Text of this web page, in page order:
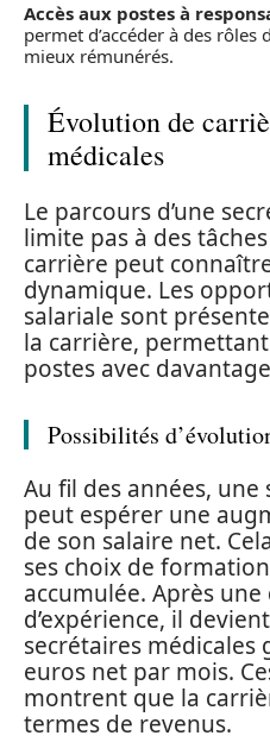
Accès aux postes à
permet d’accéder à des
mieux rémunérés.
Évolution de
médicales
Le parcours d’une
limite pas à des
carrière peut
dynamique. Les
salariale sont
la carrière, permettant
postes avec
Possibilités
Au fil des années,
peut espérer une
de son salaire net.
ses choix de
accumulée. Après une
d’expérience, il
secrétaires médicales
euros net par mois.
montrent que la
termes de revenus.